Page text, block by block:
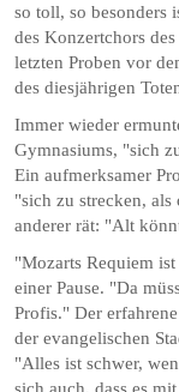
so toll, so besonders
des Konzertchors
letzten Proben vor
des diesjährigen
Immer wieder
Gymnasiums, "sich
Ein aufmerksamer
"sich zu strecken,
anderer rät: "Alt
"Mozarts Requiem
einer Pause. "Da
Profis." Der
der evangelischen
"Alles ist schwer,